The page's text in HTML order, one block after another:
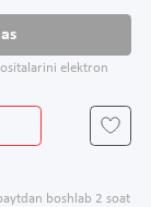
elektron
boshlab 2 soat